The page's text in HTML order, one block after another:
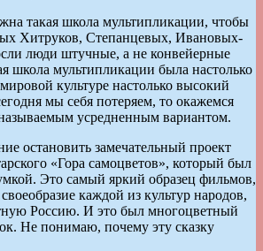
такая школа мультипликации, чтобы
Хитруков, Степанцевых, Ивановых-
люди штучные, а не конвейерные
школа мультипликации была настолько
культуре настолько высокий
мы себя потеряем, то окажемся
усредненным вариантом.
остановить замечательный проект
«Гора самоцветов», который был
Это самый яркий образец фильмов,
каждой из культур народов,
Россию. И это был многоцветный
Не понимаю, почему эту сказку